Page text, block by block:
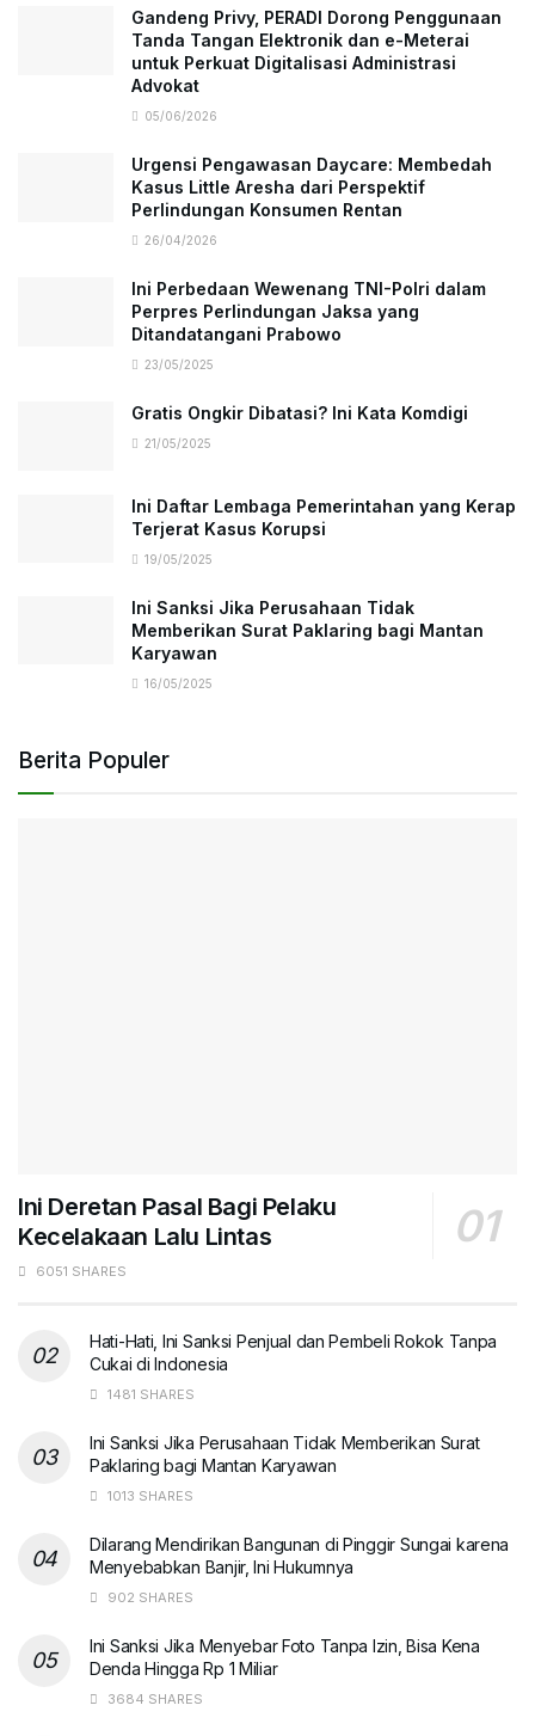
Gandeng Privy, PERADI Dorong Penggunaan
Tanda Tangan Elektronik dan e-Meterai
untuk Perkuat Digitalisasi Administrasi
Advokat
05/06/2026
Urgensi Pengawasan Daycare: Membedah
Kasus Little Aresha dari Perspektif
Perlindungan Konsumen Rentan
26/04/2026
Ini Perbedaan Wewenang TNI-Polri dalam
Perpres Perlindungan Jaksa yang
Ditandatangani Prabowo
23/05/2025
Gratis Ongkir Dibatasi? Ini Kata Komdigi
21/05/2025
Ini Daftar Lembaga Pemerintahan yang Kerap
Terjerat Kasus Korupsi
19/05/2025
Ini Sanksi Jika Perusahaan Tidak
Memberikan Surat Paklaring bagi Mantan
Karyawan
16/05/2025
Berita Populer
Ini Deretan Pasal Bagi Pelaku
Kecelakaan Lalu Lintas
6051 SHARES
Hati-Hati, Ini Sanksi Penjual dan Pembeli Rokok Tanpa
Cukai di Indonesia
1481 SHARES
Ini Sanksi Jika Perusahaan Tidak Memberikan Surat
Paklaring bagi Mantan Karyawan
1013 SHARES
Dilarang Mendirikan Bangunan di Pinggir Sungai karena
Menyebabkan Banjir, Ini Hukumnya
902 SHARES
Ini Sanksi Jika Menyebar Foto Tanpa Izin, Bisa Kena
Denda Hingga Rp 1 Miliar
3684 SHARES